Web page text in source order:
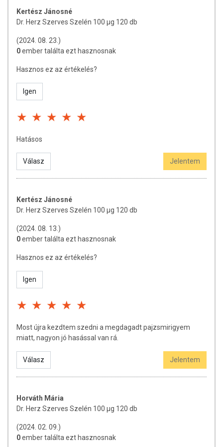
A termék nem helyettesíti a kiegyensúlyozott, vegyes étrendet és az
nem az orvosi kezelés helyettesítésére alkalmas! Betegség esetén
fogyasztási mennyiséget ne lépje túl! Ne szedje a készítményt, ha az
elzárva tartandó!
Kertész Jánosné
Dr. Herz Szerves Szelén 100 µg 120 db
(2024. 08. 23.)
0ember találta ezt hasznosnak
Hasznos ez az értékelés?
Igen
Hatásos
Válasz Jelentem
Kertész Jánosné
Dr. Herz Szerves Szelén 100 µg 120 db
(2024. 08. 13.)
0ember találta ezt hasznosnak
Hasznos ez az értékelés?
Igen
Most újra kezdtem szedni a megdagadt pajzsmirigyem
miatt, nagyon jó hasással van rá.
Válasz Jelentem
Horváth Mária
Dr. Herz Szerves Szelén 100 µg 120 db
(2024. 02. 09.)
0ember találta ezt hasznosnak